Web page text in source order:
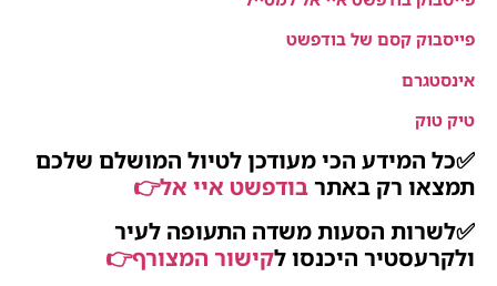
פייסבוק קסם של בודפשט
אינסטגרם
טיק טוק
✅כל המידע הכי מעודכן לטיול המושלם שלכם
תמצאו רק באתרבודפשט איי אל👉
✅לשרות הסעות משדה התעופה לעיר
ולקרעסטיר היכנסו לקישור המצורף👉